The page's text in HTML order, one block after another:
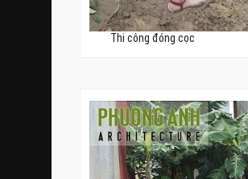
Thi công đóng cọc